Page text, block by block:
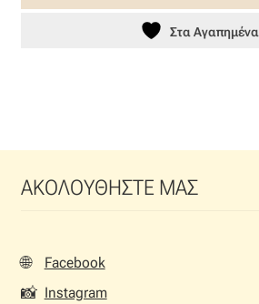
Στα Αγαπημένα
ΑΚΟΛΟΥΘΗΣΤΕ ΜΑΣ
🌐 Facebook
📸 Instagram